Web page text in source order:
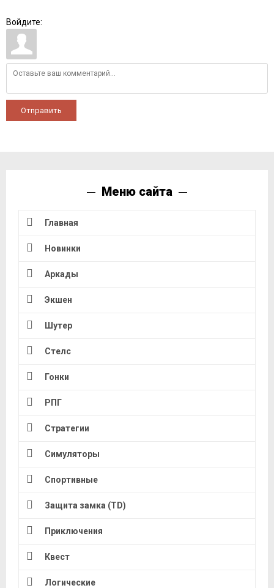
Войдите:
Отправить
Меню сайта
Главная
Новинки
Аркады
Экшен
Шутер
Стелс
Гонки
РПГ
Стратегии
Симуляторы
Спортивные
Защита замка (TD)
Приключения
Квест
Логические